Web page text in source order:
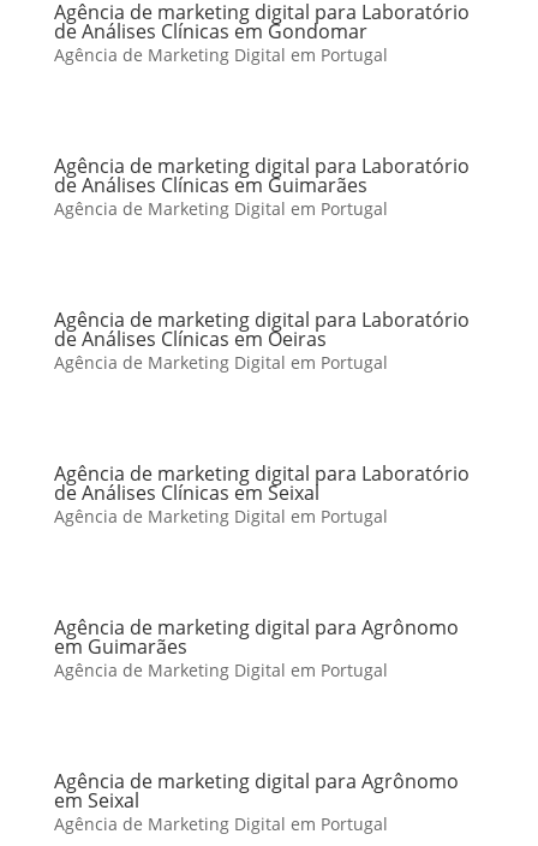
Agência de marketing digital para Laboratório
de Análises Clínicas em Gondomar
Agência de Marketing Digital em Portugal
Agência de marketing digital para Laboratório
de Análises Clínicas em Guimarães
Agência de Marketing Digital em Portugal
Agência de marketing digital para Laboratório
de Análises Clínicas em Oeiras
Agência de Marketing Digital em Portugal
Agência de marketing digital para Laboratório
de Análises Clínicas em Seixal
Agência de Marketing Digital em Portugal
Agência de marketing digital para Agrônomo
em Guimarães
Agência de Marketing Digital em Portugal
Agência de marketing digital para Agrônomo
em Seixal
Agência de Marketing Digital em Portugal